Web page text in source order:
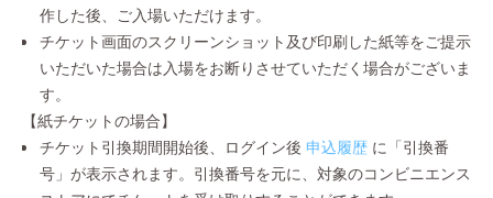
作した後、ご入場いただけます。
チケット画面のスクリーンショット及び印刷した紙等をご提示
いただいた場合は入場をお断りさせていただく場合がございま
す。
【紙チケットの場合】
チケット引換期間開始後、ログイン後 申込履歴 に「引換番
号」が表示されます。引換番号を元に、対象のコンビニエンス